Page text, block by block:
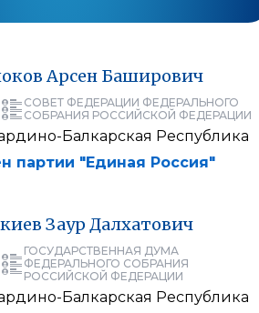
Арсен Баширович
СОВЕТ ФЕДЕРАЦИИ ФЕДЕРАЛЬНОГО
СОБРАНИЯ РОССИЙСКОЙ ФЕДЕРАЦИИ
Балкарская Республика
партии "Единая Россия"
Заур Далхатович
ГОСУДАРСТВЕННАЯ ДУМА
ФЕДЕРАЛЬНОГО СОБРАНИЯ
РОССИЙСКОЙ ФЕДЕРАЦИИ
Балкарская Республика